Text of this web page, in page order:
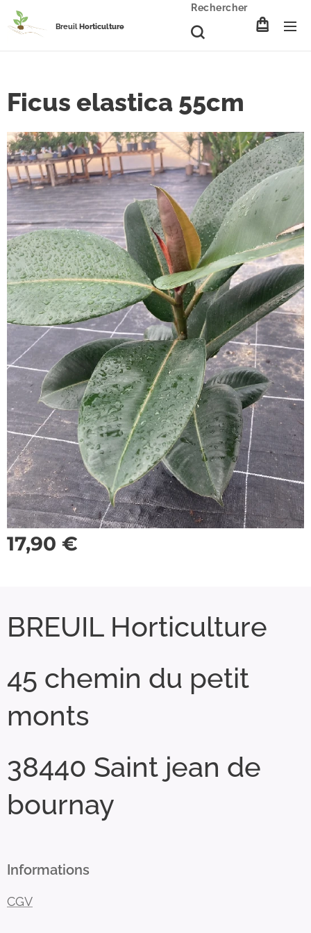
BreuilHorticulture
Rechercher
Ficus elastica 55cm
17,90 €
BREUIL Horticulture
45 chemin du petit
monts
38440 Saint jean de
bournay
Informations
CGV